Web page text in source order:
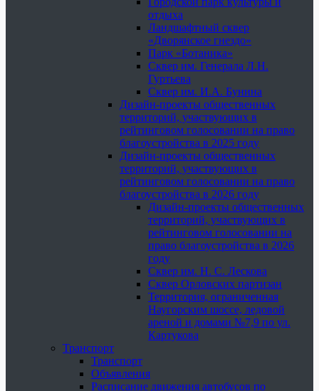
отдыха
Ландшафтный сквер
«Дворянское гнездо»
Парк «Ботаника»
Сквер им. Генерала Л.Н.
Гуртьева
Сквер им. И.А. Бунина
Дизайн-проекты общественных
территорий, участвующих в
рейтинговом голосовании на право
благоустройства в 2025 году
Дизайн-проекты общественных
территорий, участвующих в
рейтинговом голосовании на право
благоустройства в 2026 году
Дизайн-проекты общественных
территорий, участвующих в
рейтинговом голосовании на
право благоустройства в 2026
году
Сквер им. Н. С. Лескова
Сквер Орловских партизан
Территория, ограниченная
Наугорским шоссе, ледовой
ареной и домами №7,9 по ул.
Картукова
Транспорт
Транспорт
Объявления
Расписание движения автобусов по